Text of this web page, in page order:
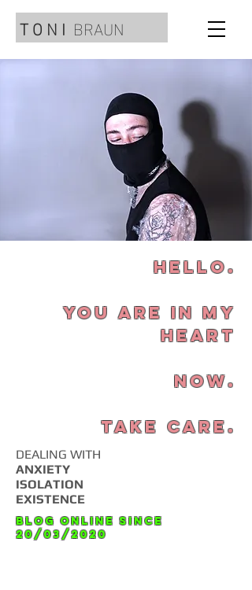
T O N I BRAUN
HELLO.
YOU ARE IN MY
HEART
NOW.
TAKE CARE.
DEALING WITH
ANXIETY
ISOLATION
EXISTENCE
Blog online since
20/03/2020